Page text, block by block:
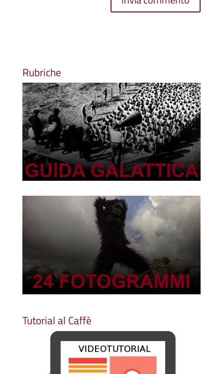
Rubriche
Tutorial al Caffè